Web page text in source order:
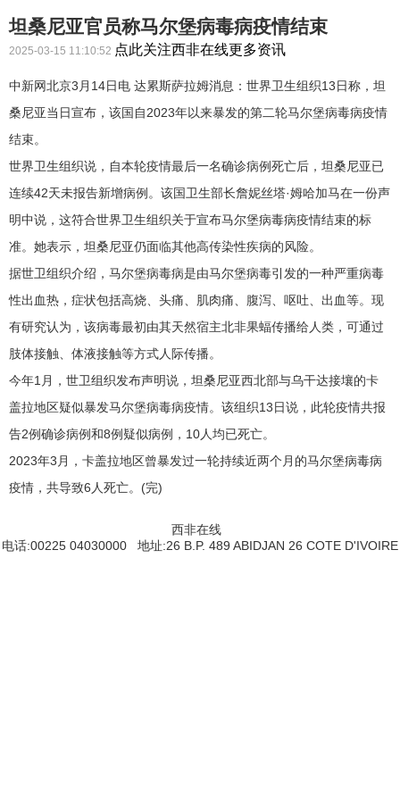
坦桑尼亚官员称马尔堡病毒病疫情结束
2025-03-15 11:10:52 点此关注西非在线更多资讯
中新网北京3月14日电 达累斯萨拉姆消息：世界卫生组织13日称，坦
桑尼亚当日宣布，该国自2023年以来暴发的第二轮马尔堡病毒病疫情
结束。
世界卫生组织说，自本轮疫情最后一名确诊病例死亡后，坦桑尼亚已
连续42天未报告新增病例。该国卫生部长詹妮丝塔·姆哈加马在一份声
明中说，这符合世界卫生组织关于宣布马尔堡病毒病疫情结束的标
准。她表示，坦桑尼亚仍面临其他高传染性疾病的风险。
据世卫组织介绍，马尔堡病毒病是由马尔堡病毒引发的一种严重病毒
性出血热，症状包括高烧、头痛、肌肉痛、腹泻、呕吐、出血等。现
有研究认为，该病毒最初由其天然宿主北非果蝠传播给人类，可通过
肢体接触、体液接触等方式人际传播。
今年1月，世卫组织发布声明说，坦桑尼亚西北部与乌干达接壤的卡
盖拉地区疑似暴发马尔堡病毒病疫情。该组织13日说，此轮疫情共报
告2例确诊病例和8例疑似病例，10人均已死亡。
2023年3月，卡盖拉地区曾暴发过一轮持续近两个月的马尔堡病毒病
疫情，共导致6人死亡。(完)
西非在线
电话:00225 04030000 地址:26 B.P. 489 ABIDJAN 26 COTE D'IVOIRE